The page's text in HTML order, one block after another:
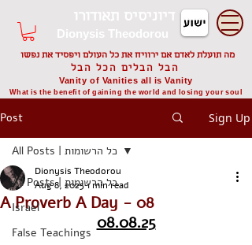
דיוניסיס תאודורו
Dionysis Theodorou
מה תועלת לאדם אם ירוויח את כל העולם ויפסיד את נפשו
הבל הבלים הכל הבל
Vanity of Vanities all is Vanity
What is the benefit of gaining the world and losing your soul
Post Sign Up
All Posts | כל הרשומות
Israel
False Teachings
All Posts | כל הרשומות
A Proverb A Day - 08
Dionysis Theodorou
Aug 8, 20251 min read
08.08.25